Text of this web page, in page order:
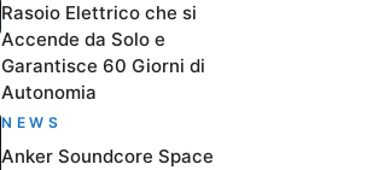
Rasoio Elettrico che si
Accende da Solo e
Garantisce 60 Giorni di
Autonomia
NEWS
Anker Soundcore Space